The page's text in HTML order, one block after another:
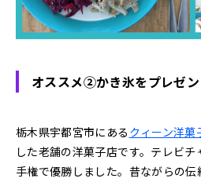
オススメ②かき氷をプレゼン
栃木県宇都宮市にある クィーン洋菓
した老舗の洋菓子店です。テレビ
手権で優勝しました。昔ながらの